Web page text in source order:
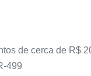
de cerca de R$
499